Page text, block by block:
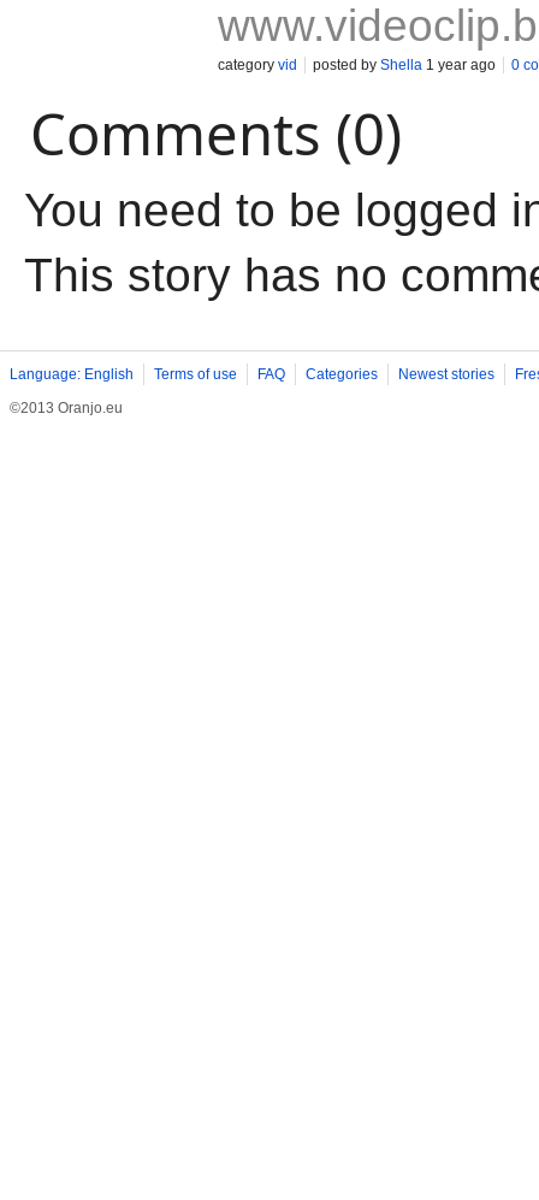
category vid posted by Shella 1 year ago 0
Comments (0)
You need to be logged
This story has no
Language: English Terms of use FAQ Categories Newest stories
©2013 Oranjo.eu